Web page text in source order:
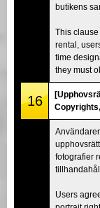
butikens
This
rental,
time
they must
16
fotografier
Users